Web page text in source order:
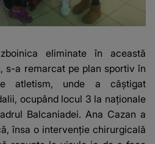
eliminate în această
s-a remarcat pe plan sportiv în
atletism, unde a câștigat
ocupând locul 3 la naționale
Balcaniadei. Ana Cazan a
însa o intervenție chirurgicală